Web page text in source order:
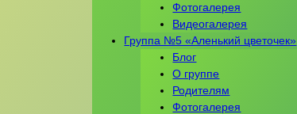
Фотогалерея
Видеогалерея
Группа №5 «Аленький цветочек»
Блог
О группе
Родителям
Фотогалерея